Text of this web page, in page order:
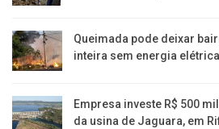
Queimada pode deixar
inteira sem energia
Empresa investe R$ 500
da usina de Jaguara, em